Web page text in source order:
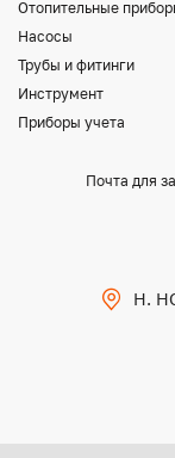
Отопительные
Насосы
Трубы и фитинги
Инструмент
Приборы учета
Почта для
Н.